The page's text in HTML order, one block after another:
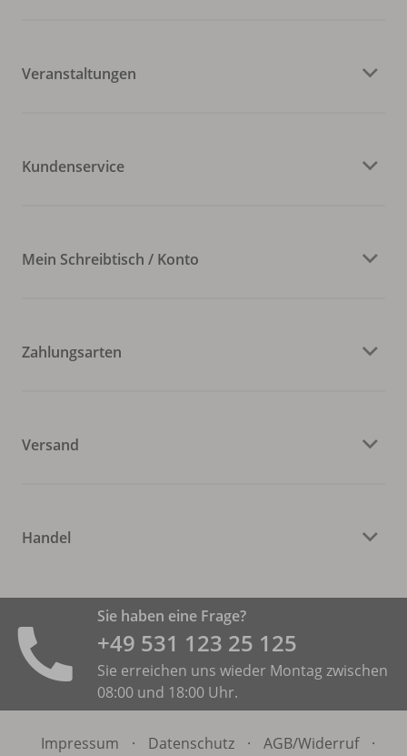
Veranstaltungen
Kundenservice
Mein Schreibtisch / Konto
Zahlungsarten
Versand
Handel
Sie haben eine Frage?
+49 531 ­123 25 125
Sie erreichen uns wieder Montag zwischen
08:00 und 18:00 Uhr.
Impressum · Datenschutz · AGB/Widerruf
·